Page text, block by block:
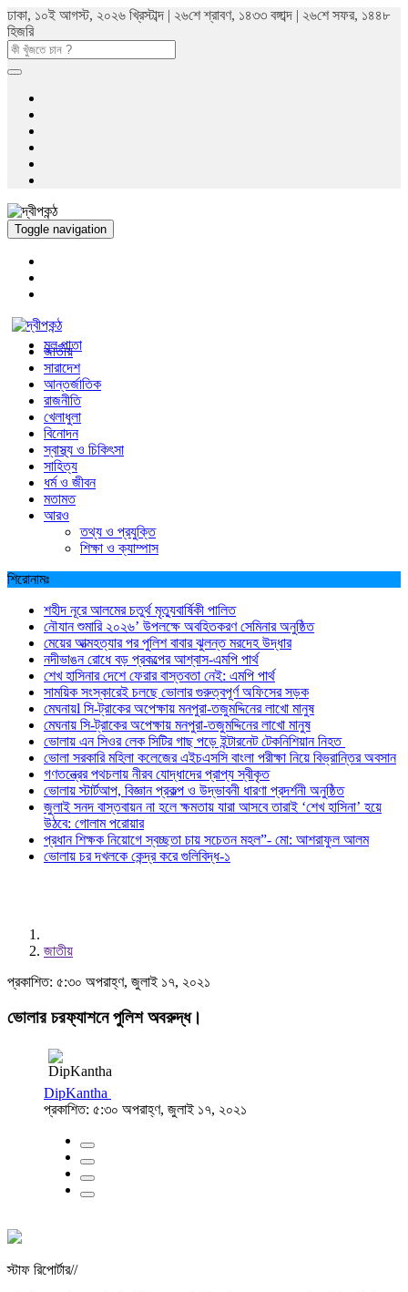
ঢাকা, ১০ই আগস্ট, ২০২৬ খ্রিস্টাব্দ | ২৬শে শ্রাবণ, ১৪৩৩ বঙ্গাব্দ | ২৬শে সফর, ১৪৪৮
হিজরি
Toggle navigation
মুল পাতা
জাতীয়
সারাদেশ
আন্তর্জাতিক
রাজনীতি
খেলাধুলা
বিনোদন
স্বাস্থ্য ও চিকিৎসা
সাহিত্য
ধর্ম ও জীবন
মতামত
আরও
তথ্য ও প্রযুক্তি
শিক্ষা ও ক্যাম্পাস
শিরোনামঃ
শহীদ নূরে আলমের চতুর্থ মৃত্যুবার্ষিকী পালিত
নৌযান শুমারি ২০২৬’ উপলক্ষে অবহিতকরণ সেমিনার অনুষ্ঠিত
মেয়ের আত্মহত্যার পর পুলিশ বাবার ঝুলন্ত মরদেহ উদ্ধার
নদীভাঙন রোধে বড় প্রকল্পের আশ্বাস-এমপি পার্থ
শেখ হাসিনার দেশে ফেরার বাস্তবতা নেই: এমপি পার্থ
সাময়িক সংস্কারেই চলছে ভোলার গুরুত্বপূর্ণ অফিসের সড়ক
মেঘনায়l সি-ট্রাকের অপেক্ষায় মনপুরা-তজুমদ্দিনের লাখো মানুষ
মেঘনায় সি-ট্রাকের অপেক্ষায় মনপুরা-তজুমদ্দিনের লাখো মানুষ
ভোলায় এন সিওর লেক সিটির গাছ পড়ে ইন্টারনেট টেকনিশিয়ান নিহত
ভোলা সরকারি মহিলা কলেজের এইচএসসি বাংলা পরীক্ষা নিয়ে বিভ্রান্তির অবসান
গণতন্ত্রের পথচলায় নীরব যোদ্ধাদের প্রাপ্য স্বীকৃত
ভোলায় স্টার্টআপ, বিজ্ঞান প্রকল্প ও উদ্ভাবনী ধারণা প্রদর্শনী অনুষ্ঠিত
জুলাই সনদ বাস্তবায়ন না হলে ক্ষমতায় যারা আসবে তারাই ‘শেখ হাসিনা’ হয়ে
উঠবে: গোলাম পরোয়ার
প্রধান শিক্ষক নিয়োগে স্বচ্ছতা চায় সচেতন মহল”- মো: আশরাফুল আলম
ভোলায় চর দখলকে কেন্দ্র করে গুলিবিদ্ধ-১
জাতীয়
প্রকাশিত: ৫:৩০ অপরাহ্ণ, জুলাই ১৭, ২০২১
ভোলার চরফ্যাশনে পুলিশ অবরুদ্ধ।
DipKantha
প্রকাশিত: ৫:৩০ অপরাহ্ণ, জুলাই ১৭, ২০২১
স্টাফ রিপোর্টার//